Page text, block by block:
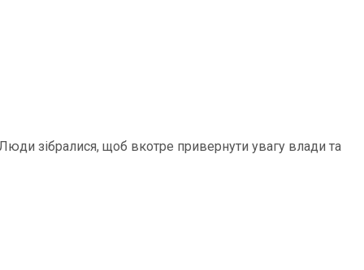
зібралися, щоб вкотре привернути увагу влади та